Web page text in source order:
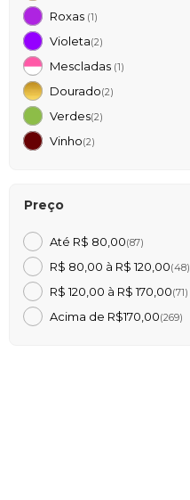
Roxas (1)
Violeta(2)
Mescladas (1)
Dourado(2)
Verdes(2)
Vinho(2)
Preço
Até R$ 80,00(87)
R$ 80,00 à R$ 120,00(48)
R$ 120,00 à R$ 170,00(71)
Acima de R$170,00(269)